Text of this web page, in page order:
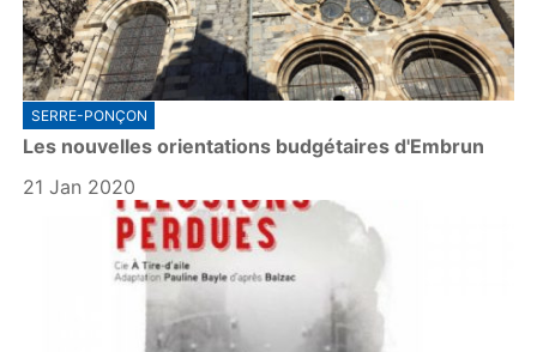
SERRE-PONÇON
Les nouvelles orientations budgétaires d'Embrun
21 Jan 2020